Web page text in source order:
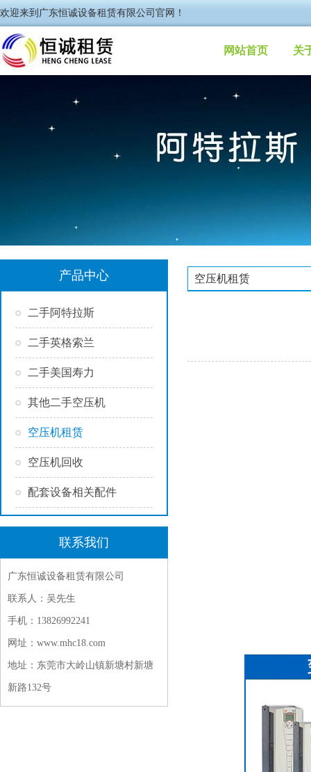
欢迎来到广东恒诚设备租赁有限公司官网！
网站首页 关
产品中心
二手阿特拉斯
二手英格索兰
二手美国寿力
其他二手空压机
空压机租赁
空压机回收
配套设备相关配件
联系我们
广东恒诚设备租赁有限公司
联系人：吴先生
手机：13826992241
网址：www.mhc18.com
地址：东莞市大岭山镇新塘村新塘
新路132号
空压机租赁